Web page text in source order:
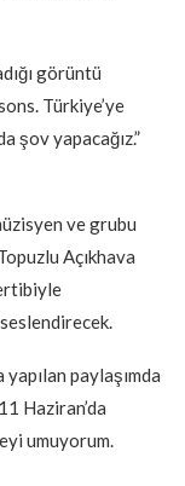
görüntü
Türkiye’ye
şov yapacağız.”
ve grubu
Açıkhava
yapılan paylaşımda
Haziran’da
umuyorum.